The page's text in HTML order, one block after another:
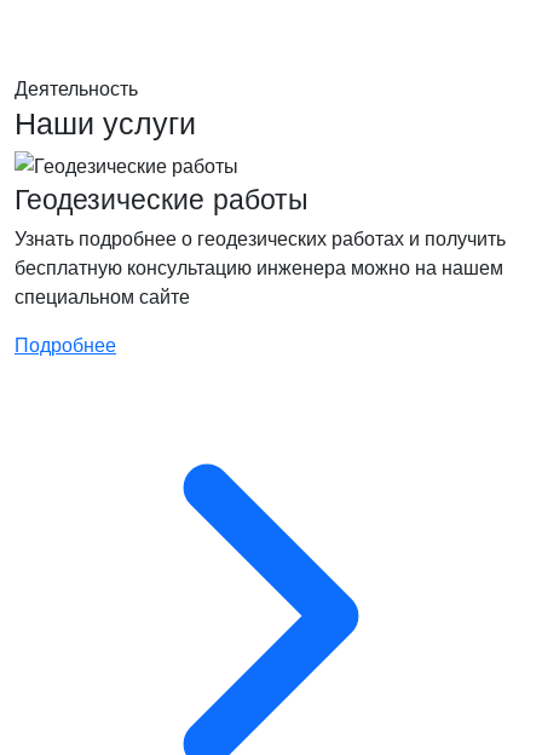
Деятельность
Наши услуги
Геодезические работы
Узнать подробнее о геодезических работах и получить
бесплатную консультацию инженера можно на нашем
специальном сайте
Подробнее